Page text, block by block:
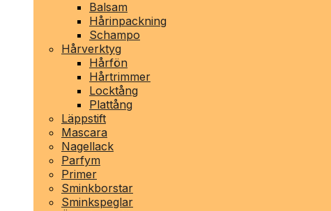
Balsam
Hårinpackning
Schampo
Hårverktyg
Hårfön
Hårtrimmer
Locktång
Plattång
Läppstift
Mascara
Nagellack
Parfym
Primer
Sminkborstar
Sminkspeglar